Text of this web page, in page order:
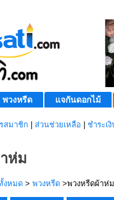
พวงหรีด แจกันดอกไม้
สมาชิก ส่วนช่วยเหลือ ชำระเ
ห่ม
งหมด > พวงหรีด >พวงหรีดผ้าห่ม